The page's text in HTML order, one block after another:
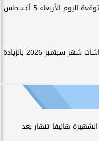
حالة الطقس المتوقعة اليوم الأربعاء 5 أغسطس
موعد وصرف معاشات شهر سبتمبر 2026 بالزيادة
هانيفا تنهار بعد